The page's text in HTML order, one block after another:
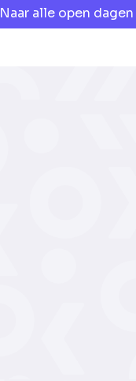
Naar alle open dagen